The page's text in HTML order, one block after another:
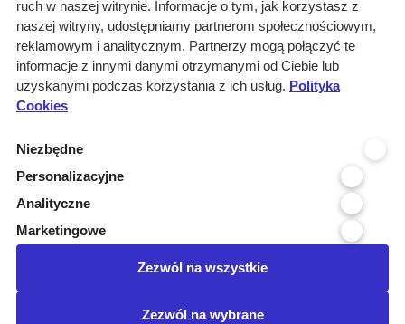
Oddział Poznań
ul. Kochanowskiego 18/6, 60-846 Poznań
Menu
O nas
Rozwiązania
Monitoring
Kontakt
Kontakt
Infolinia 800 800 707
ruch w naszej witrynie. Informacje o tym, jak korzystasz z
naszej witryny, udostępniamy partnerom społecznościowym,
reklamowym i analitycznym. Partnerzy mogą połączyć te
informacje z innymi danymi otrzymanymi od Ciebie lub
uzyskanymi podczas korzystania z ich usług. Polityka
Cookies
Niezbędne
Personalizacyjne
Analityczne
Marketingowe
Zezwól na wszystkie
Zezwól na wybrane